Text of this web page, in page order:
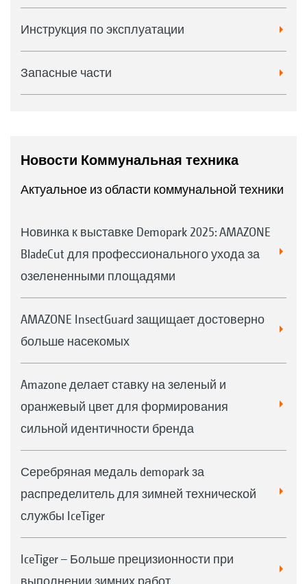
Инструкция по эксплуатации
Запасные части
Новости Коммунальная техника
Актуальное из области коммунальной техники
Новинка к выставке Demopark 2025: AMAZONE
BladeCut для профессионального ухода за
озелененными площадями
AMAZONE InsectGuard защищает достоверно
больше насекомых
Amazone делает ставку на зеленый и
оранжевый цвет для формирования
сильной идентичности бренда
Серебряная медаль demopark за
распределитель для зимней технической
службы IceTiger
IceTiger – Больше прецизионности при
выполнении зимних работ